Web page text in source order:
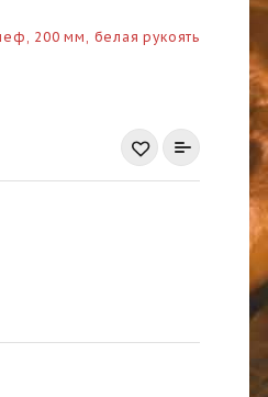
200 мм, белая рукоять